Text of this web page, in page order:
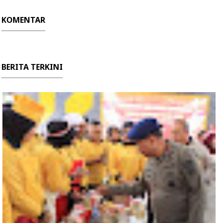
KOMENTAR
BERITA TERKINI